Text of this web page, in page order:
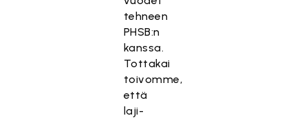
tehneen
PHSB:n
kanssa.
Tottakai
toivomme,
että
laji-